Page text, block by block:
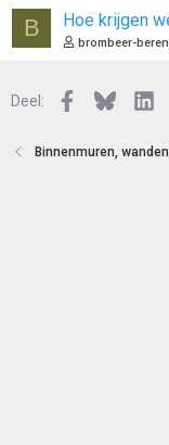
B Hoe krijgen
brombeer-
Deel: Facebook
Bluesky
Binnenmuren,